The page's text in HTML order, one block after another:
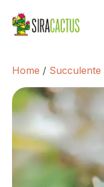
Home / Succulente